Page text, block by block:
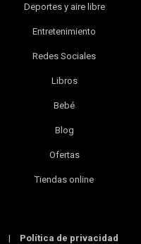
Deportes y aire libre
Entretenimiento
Redes Sociales
Libros
Bebé
Blog
Ofertas
Tiendas online
| Política de privacidad